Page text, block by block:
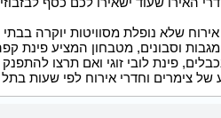
שלא נופלת מסוויטות יוקרה
וסבונים, מטבחון המציע פינת
פינת לובי זוגי ואם תרצו
צימרים וחדרי אירוח לפי שעות